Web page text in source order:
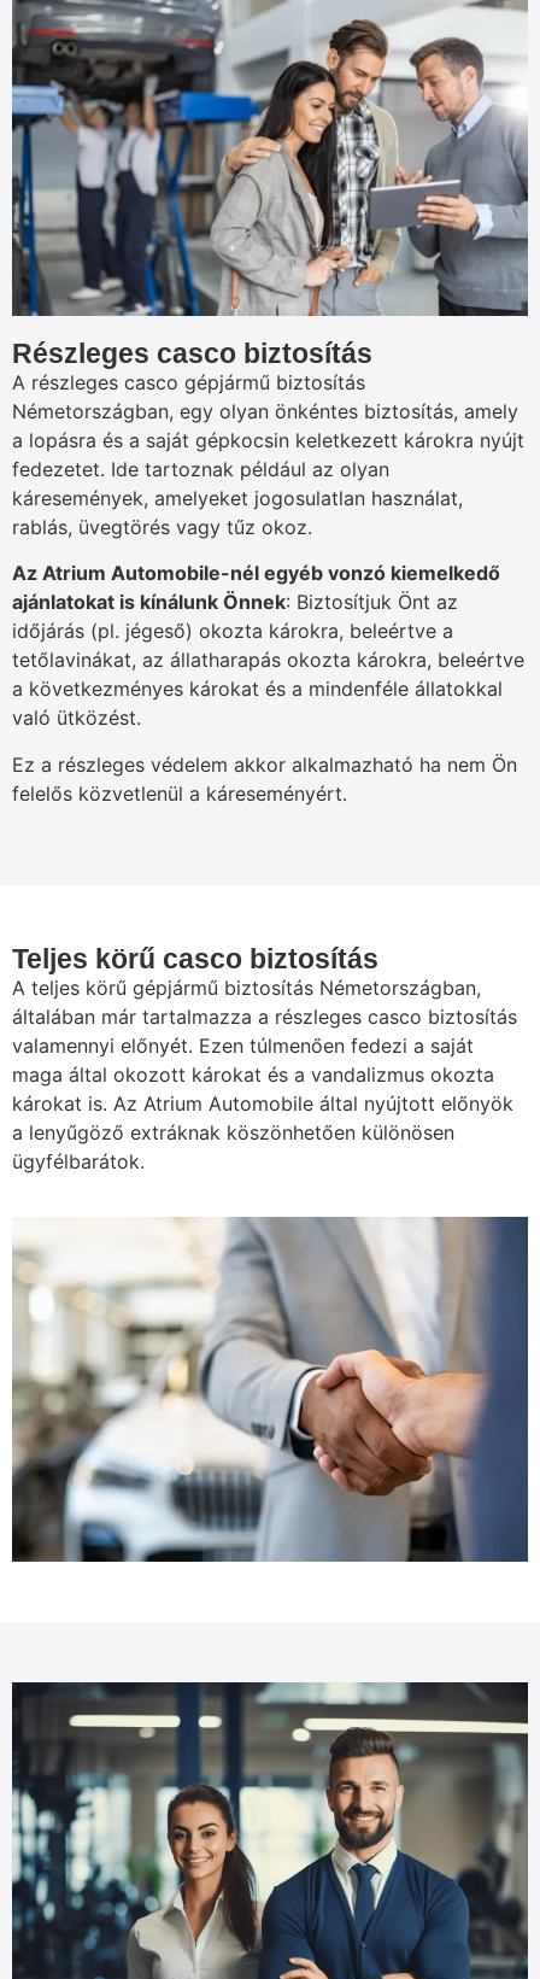
Részleges casco biztosítás
A részleges casco gépjármű biztosítás
Németországban, egy olyan önkéntes biztosítás, amely
a lopásra és a saját gépkocsin keletkezett károkra nyújt
fedezetet. Ide tartoznak például az olyan
káresemények, amelyeket jogosulatlan használat,
rablás, üvegtörés vagy tűz okoz.
Az Atrium Automobile-nél egyéb vonzó kiemelkedő
ajánlatokat is kínálunk Önnek: Biztosítjuk Önt az
időjárás (pl. jégeső) okozta károkra, beleértve a
tetőlavinákat, az állatharapás okozta károkra, beleértve
a következményes károkat és a mindenféle állatokkal
való ütközést.
Ez a részleges védelem akkor alkalmazható ha nem Ön
felelős közvetlenül a káreseményért.
Teljes körű casco biztosítás
A teljes körű gépjármű biztosítás Németországban,
általában már tartalmazza a részleges casco biztosítás
valamennyi előnyét. Ezen túlmenően fedezi a saját
maga által okozott károkat és a vandalizmus okozta
károkat is. Az Atrium Automobile által nyújtott előnyök
a lenyűgöző extráknak köszönhetően különösen
ügyfélbarátok.